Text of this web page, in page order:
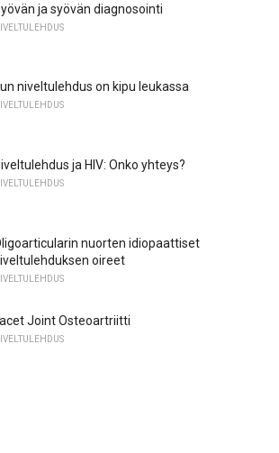
ja syövän diagnosointi
niveltulehdus on kipu leukassa
ja HIV: Onko yhteys?
nuorten idiopaattiset
oireet
Joint Osteoartriitti